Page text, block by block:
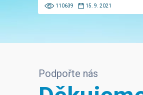
110639 15. 9. 2021
Podpořte nás